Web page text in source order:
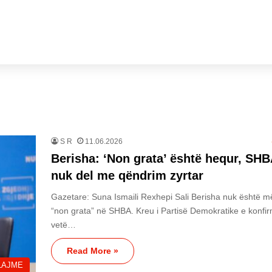
S R 11.06.2026
Berisha: ‘Non grata’ është hequr,
nuk del me qëndrim zyrtar
Gazetare: Suna Ismaili Rexhepi Sali Berisha nuk është
“non grata” në SHBA. Kreu i Partisë Demokratike e
vetë…
Read More »